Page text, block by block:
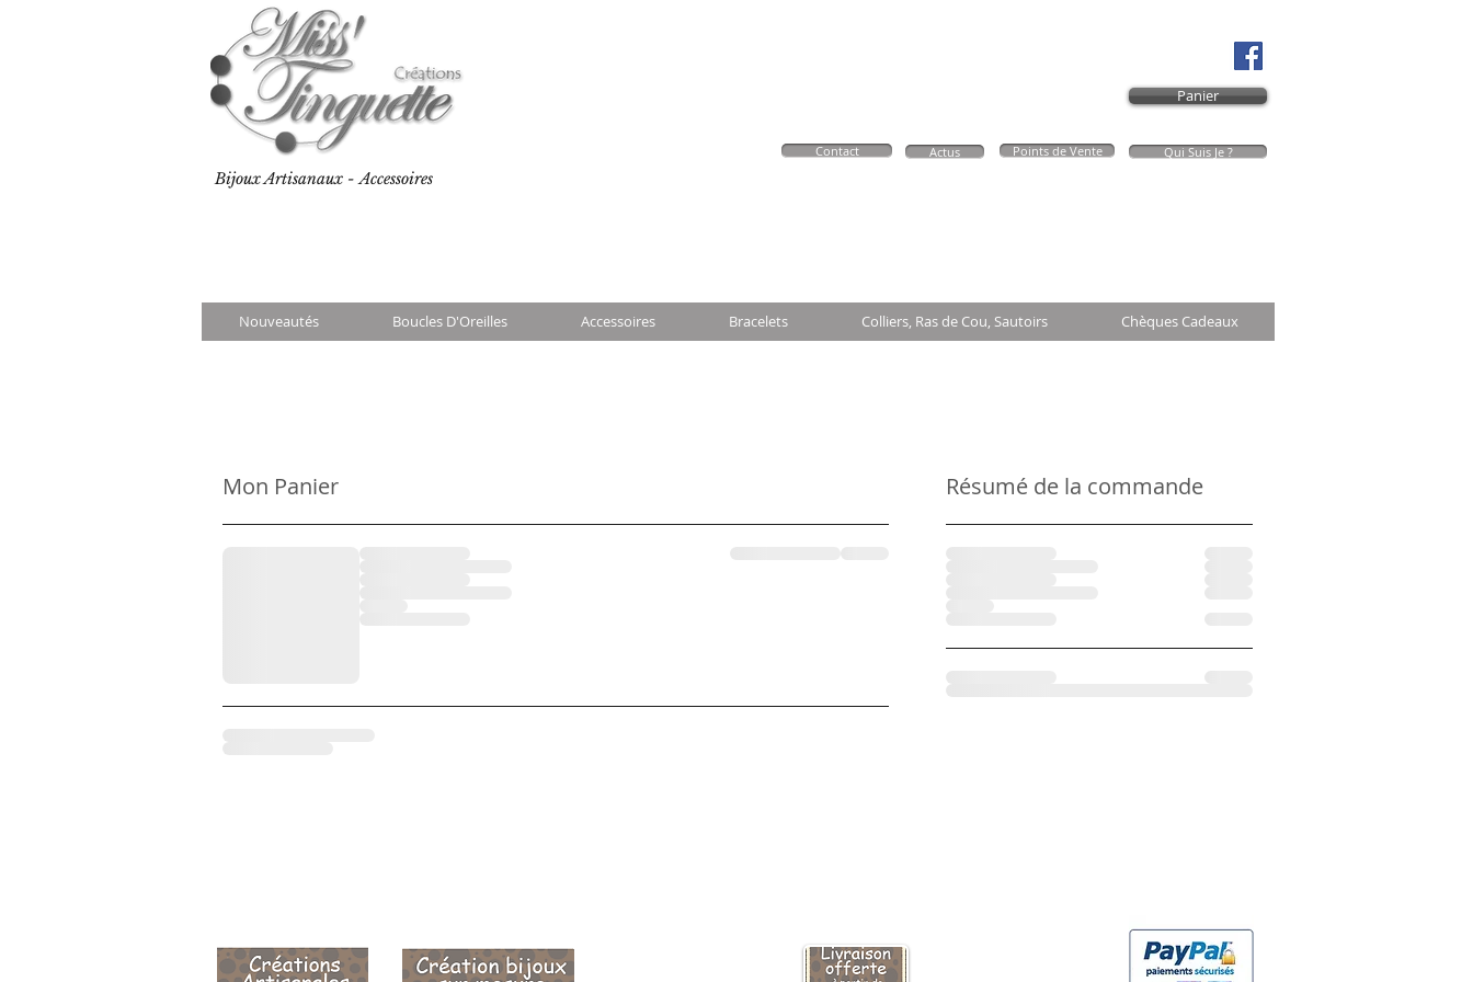
Bijoux Artisanaux - Accessoires
Contact Actus Points de Vente Qui Suis Je ?
Panier
Nouveautés Boucles D'Oreilles Accessoires Bracelets Colliers, Ras de Cou, Sautoirs Chèques Cadeaux
Mon Panier Résumé de la commande